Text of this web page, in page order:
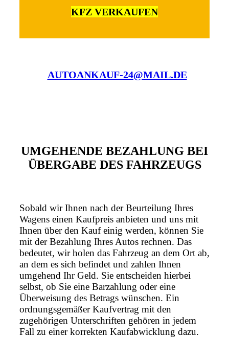
KFZ VERKAUFEN
AUTOANKAUF-24@MAIL.DE
UMGEHENDE BEZAHLUNG BEI
ÜBERGABE DES FAHRZEUGS
Sobald wir Ihnen nach der Beurteilung Ihres
Wagens einen Kaufpreis anbieten und uns mit
Ihnen über den Kauf einig werden, können Sie
mit der Bezahlung Ihres Autos rechnen. Das
bedeutet, wir holen das Fahrzeug an dem Ort ab,
an dem es sich befindet und zahlen Ihnen
umgehend Ihr Geld. Sie entscheiden hierbei
selbst, ob Sie eine Barzahlung oder eine
Überweisung des Betrags wünschen. Ein
ordnungsgemäßer Kaufvertrag mit den
zugehörigen Unterschriften gehören in jedem
Fall zu einer korrekten Kaufabwicklung dazu.